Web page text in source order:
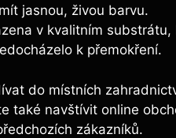
jasnou, živou barvu.
v kvalitním
k přemokření.
do místních
také navštívit online
zákazníků.